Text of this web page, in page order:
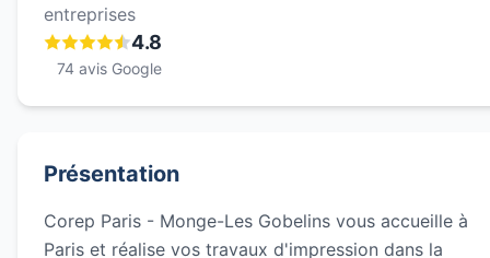
entreprises
4.8
74 avis Google
Présentation
Corep Paris - Monge-Les Gobelins vous accueille à
Paris et réalise vos travaux d'impression dans la